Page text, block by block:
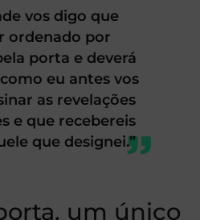
vos digo que
ordenado por
porta e deverá
eu antes vos
as revelações
e que recebereis
que designei.”
um único